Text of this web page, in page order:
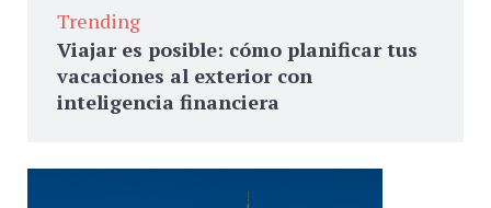
Trending
Viajar es posible: cómo planificar tus
vacaciones al exterior con
inteligencia financiera